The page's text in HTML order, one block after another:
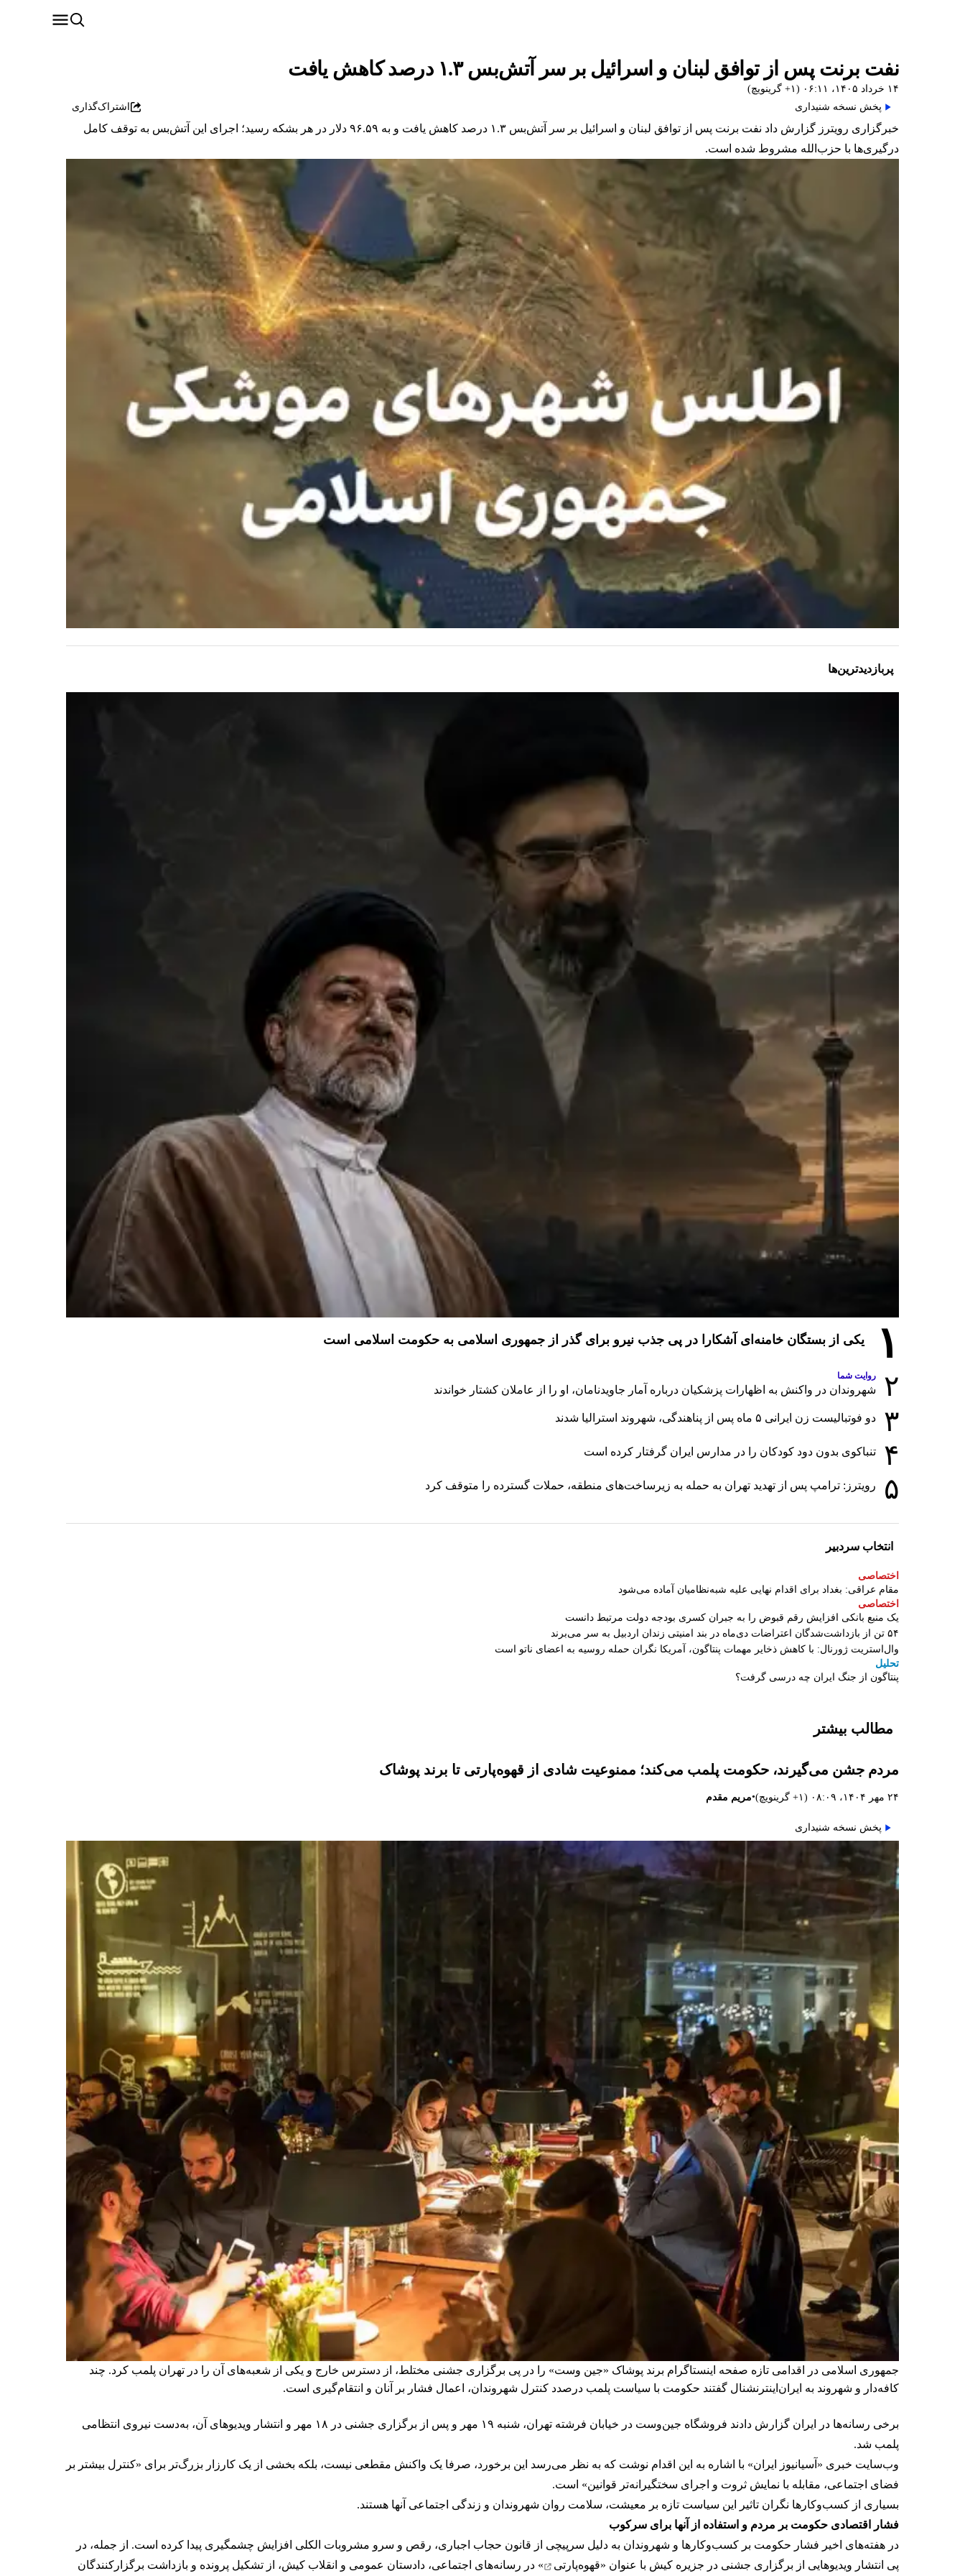
نفت برنت پس از توافق لبنان و اسرائیل بر سر آتش‌بس ۱.۳ درصد کاهش یافت
۱۴ خرداد ۱۴۰۵، ۰۶:۱۱ (‎+۱ گرینویچ)
پخش نسخه شنیداری
اشتراک‌گذاری
خبرگزاری رویترز گزارش داد نفت برنت پس از توافق لبنان و اسرائیل بر سر آتش‌بس ۱.۳ درصد کاهش یافت و به ۹۶.۵۹ دلار در هر بشکه رسید؛ اجرای این آتش‌بس به توقف کامل
درگیری‌ها با حزب‌الله مشروط شده است.
پربازدیدترین‌ها
۱ یکی از بستگان خامنه‌ای آشکارا در پی جذب نیرو برای گذر از جمهوری اسلامی به حکومت اسلامی است
۲ روایت شما
شهروندان در واکنش به اظهارات پزشکیان درباره آمار جاویدنامان، او را از عاملان کشتار خواندند
۳ دو فوتبالیست زن ایرانی ۵ ماه پس از پناهندگی، شهروند استرالیا شدند
۴ تنباکوی بدون دود کودکان را در مدارس ایران گرفتار کرده است
۵ رویترز: ترامپ پس از تهدید تهران به حمله به زیرساخت‌های منطقه، حملات گسترده را متوقف کرد
انتخاب سردبیر
اختصاصی
مقام عراقی: بغداد برای اقدام نهایی علیه شبه‌نظامیان آماده می‌شود
اختصاصی
یک منبع بانکی افزایش رقم قبوض را به جبران کسری بودجه دولت مرتبط دانست
۵۴ تن از بازداشت‌شدگان اعتراضات دی‌ماه در بند امنیتی زندان اردبیل به سر می‌برند
وال‌استریت ژورنال: با کاهش ذخایر مهمات پنتاگون، آمریکا نگران حمله روسیه به اعضای ناتو‌ است
تحلیل
پنتاگون از جنگ ایران چه درسی گرفت؟
مطالب بیشتر
مردم جشن می‌گیرند، حکومت پلمب می‌کند؛ ممنوعیت شادی از قهوه‌پارتی تا برند پوشاک
۲۴ مهر ۱۴۰۴، ۰۸:۰۹ (‎+۱ گرینویچ) •مریم مقدم
پخش نسخه شنیداری
جمهوری اسلامی در اقدامی تازه صفحه اینستاگرام برند پوشاک «جین وست» را در پی برگزاری جشنی مختلط، از دسترس خارج و یکی از شعبه‌های آن را در تهران پلمب کرد. چند
کافه‌‌دار و شهروند به ایران‌اینترنشنال گفتند حکومت با سیاست پلمب درصدد کنترل شهروندان، اعمال فشار بر آنان و انتقام‌گیری است.
برخی رسانه‌ها در ایران گزارش دادند فروشگاه جین‌وست در خیابان فرشته تهران، شنبه ۱۹ مهر و پس از برگزاری جشنی در ۱۸ مهر و انتشار ویدیوهای آن، به‌دست نیروی انتظامی
پلمب شد.
وب‌سایت خبری «آسیانیوز ایران» با اشاره به این اقدام نوشت که به نظر می‌رسد این برخورد، صرفا یک واکنش مقطعی نیست، بلکه بخشی از یک کارزار بزرگ‌تر برای «کنترل بیشتر بر
فضای اجتماعی، مقابله با نمایش ثروت و اجرای سختگیرانه‌تر قوانین» است.
بسیاری از کسب‌وکارها نگران تاثیر این سیاست‌ تازه بر معیشت، سلامت روان شهروندان و زندگی اجتماعی آنها هستند.
فشار اقتصادی حکومت بر مردم و استفاده از آنها برای سرکوب
در هفته‌های اخیر فشار حکومت بر کسب‌وکارها و شهروندان به دلیل سرپیچی از قانون حجاب اجباری، رقص و سرو مشروبات الکلی افزایش چشمگیری پیدا کرده است. از جمله، در
پی انتشار ویدیوهایی از برگزاری جشنی در جزیره کیش با عنوان «قهوه‌پارتی » در رسانه‌های اجتماعی، دادستان عمومی و انقلاب کیش، از تشکیل پرونده و بازداشت برگزارکنندگان